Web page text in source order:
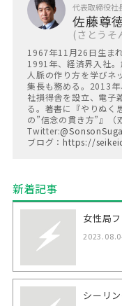
代表取締役社
佐藤尊
さとうそ
1967年11月26日生ま
1991年、経済界入社。
人脈の作り方を学びネ
集長も務める。2013
社損得舎を設立、電子
る。著書に『やりぬ
の”信念の貫き方”』（
Twitter:
ブログ： https://
新着記事︎
女性局
シーリ